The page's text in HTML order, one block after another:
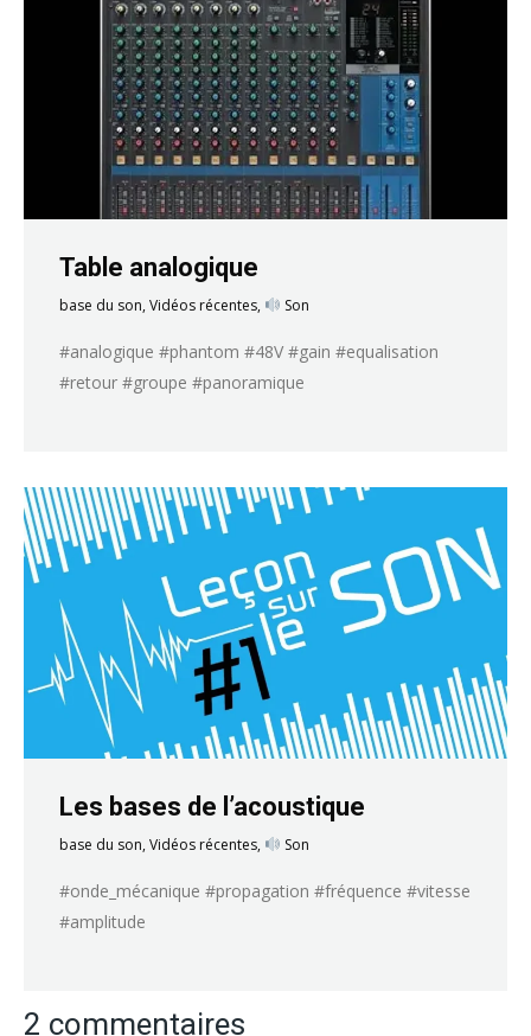
Table analogique
base du son,Vidéos récentes, Son
#analogique #phantom #48V #gain #equalisation
#retour #groupe #panoramique
Les bases de l’acoustique
base du son,Vidéos récentes, Son
#onde_mécanique #propagation #fréquence #vitesse
#amplitude
2 commentaires